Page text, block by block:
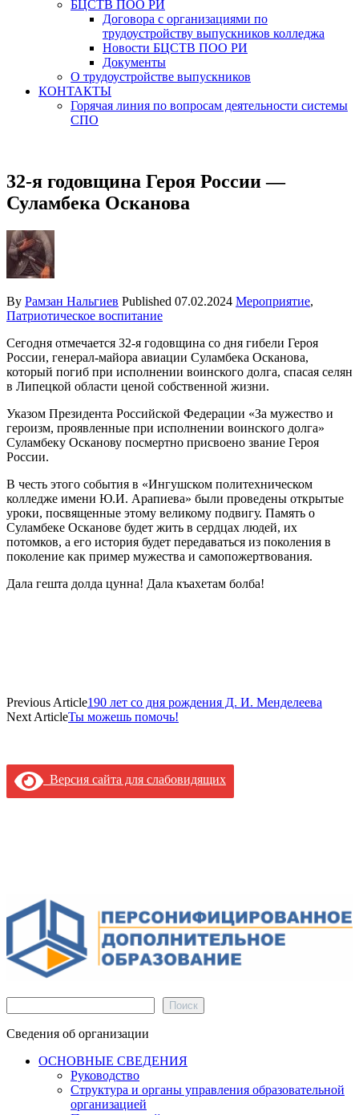
БЦСТВ ПОО РИ
Договора с организациями по
трудоустройству выпускников колледжа
Новости БЦСТВ ПОО РИ
Документы
О трудоустройстве выпускников
КОНТАКТЫ
Горячая линия по вопросам деятельности системы
СПО
32-я годовщина Героя России —
Суламбека Осканова
By Рамзан Нальгиев Published 07.02.2024 Мероприятие,
Патриотическое воспитание
Сегодня отмечается 32-я годовщина со дня гибели Героя
России, генерал-майора авиации Суламбека Осканова,
который погиб при исполнении воинского долга, спасая селян
в Липецкой области ценой собственной жизни.
Указом Президента Российской Федерации «За мужество и
героизм, проявленные при исполнении воинского долга»
Суламбеку Осканову посмертно присвоено звание Героя
России.
В честь этого события в «Ингушском политехническом
колледже имени Ю.И. Арапиева» были проведены открытые
уроки, посвященные этому великому подвигу. Память о
Суламбеке Осканове будет жить в сердцах людей, их
потомков, а его история будет передаваться из поколения в
поколение как пример мужества и самопожертвования.
Дала гешта долда цунна! Дала къахетам болба!
Previous Article190 лет со дня рождения Д. И. Менделеева
Next ArticleТы можешь помочь!
Версия сайта для слабовидящих
Поиск
Сведения об организации
ОСНОВНЫЕ СВЕДЕНИЯ
Руководство
Структура и органы управления образовательной
организацией